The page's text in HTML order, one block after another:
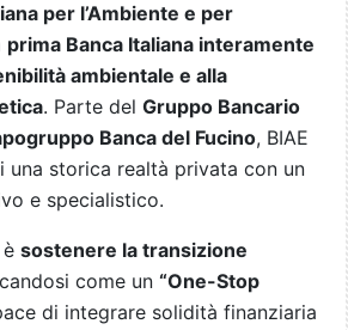
per l’Ambiente e per
prima Banca Italiana interamente
ambientale e alla
. Parte del Gruppo Bancario
Banca del Fucino, BIAE
una storica realtà privata con un
e specialistico.
sostenere la transizione
come un “One-Stop
di integrare solidità finanziaria